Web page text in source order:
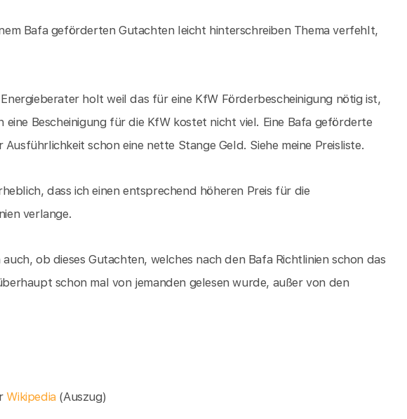
Bafa geförderten Gutachten leicht hinterschreiben Thema verfehlt,
holt weil das für eine KfW Förderbescheinigung nötig ist,
eine Bescheinigung für die KfW kostet nicht viel. Eine Bafa geförderte
schon eine nette Stange Geld. Siehe meine Preisliste.
dass ich einen entsprechend höheren Preis für die
verlange.
ob dieses Gutachten, welches nach den Bafa Richtlinien schon das
schon mal von jemanden gelesen wurde, außer von den
Wikipedia (Auszug)